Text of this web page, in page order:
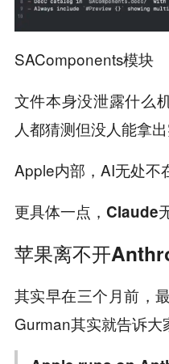
SAComponents模块
文件本身没泄露什么
人都猜测但没人能拿
Apple内部，AI无处不
更具体一点， Claude
苹果离不开
其实早在三个月前，
Gurman其实就告诉大